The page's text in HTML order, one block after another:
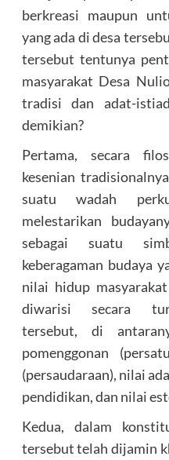
berkreasi maupun
yang ada di desa
tersebut tentunya
masyarakat Desa
tradisi dan adat-
demikian?
Pertama, secara
kesenian
suatu wadah
melestarikan
sebagai suatu
keberagaman budaya
nilai hidup
diwarisi secara
tersebut, di
pomenggonan
(persaudaraan), nilai
pendidikan, dan nilai
Kedua, dalam
tersebut telah dijamin